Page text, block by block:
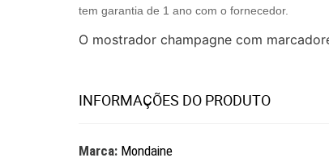
tem garantia de 1 ano com o fornecedor.
O mostrador champagne com
INFORMAÇÕES DO PRODUTO
Marca: Mondaine